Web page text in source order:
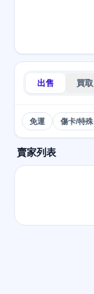
出售 買取
免運 傷卡/特殊
賣家列表